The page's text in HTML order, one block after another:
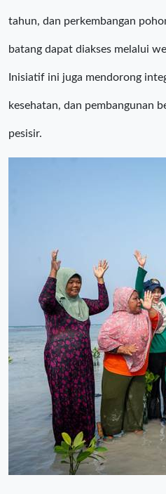
tahun, dan perkembangan
batang dapat diakses melalui
Inisiatif ini juga mendorong
kesehatan, dan pembangunan
pesisir.